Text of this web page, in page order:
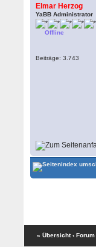
Elmar Herzog
YaBB Administrator
Offline
Beiträge: 3.743
« Übersicht ‹ Forum